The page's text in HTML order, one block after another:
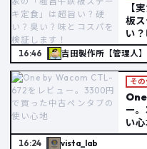
【
板
い
16:46 吉田製作所【管理人】
そ
ー
い
16:24 vista_lab